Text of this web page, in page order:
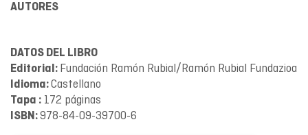
AUTORES
DATOS DEL LIBRO
Editorial: Fundación Ramón Rubial/Ramón Rubial Fundazioa
Idioma:Castellano
Tapa : 172 páginas
ISBN:978-84-09-39700-6